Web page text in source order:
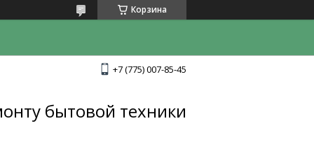
Корзина
+7 (775) 007-85-45
бытовой техники